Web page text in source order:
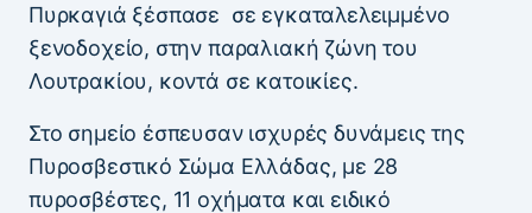
Πυρκαγιά ξέσπασε σε εγκαταλελειμμένο
ξενοδοχείο, στην παραλιακή ζώνη του
Λουτρακίου, κοντά σε κατοικίες.
Στο σημείο έσπευσαν ισχυρές δυνάμεις της
Πυροσβεστικό Σώμα Ελλάδας, με 28
πυροσβέστες, 11 οχήματα και ειδικό